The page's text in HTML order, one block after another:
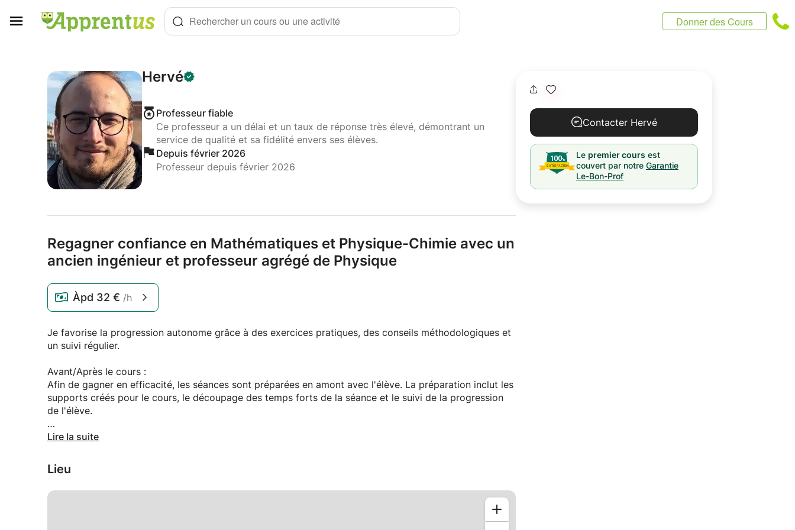
Rechercher un cours ou une activité Donner des Cours
Hervé
Professeur fiable
Ce professeur a un délai et un taux de réponse très élevé, démontrant un
service de qualité et sa fidélité envers ses élèves.
Depuis février 2026
Professeur depuis février 2026
Regagner confiance en Mathématiques et Physique-Chimie avec un
ancien ingénieur et professeur agrégé de Physique
Àpd 32 € /h
Je favorise la progression autonome grâce à des exercices pratiques, des conseils méthodologiques et
un suivi régulier.
Avant/Après le cours :
Afin de gagner en efficacité, les séances sont préparées en amont avec l'élève. La préparation inclut les
supports créés pour le cours, le découpage des temps forts de la séance et le suivi de la progression
de l'élève.
Pendant le cours :
dédié à la compréhension des nouvelles notions qui seront testées à travers des exercices adaptés.
Enfin, la correction de ces derniers permettra de procéder à un bilan des progrès de l'élève.
Lire la suite
Lieu
Contacter Hervé
Le premier cours est
couvert par notre Garantie
Le-Bon-Prof